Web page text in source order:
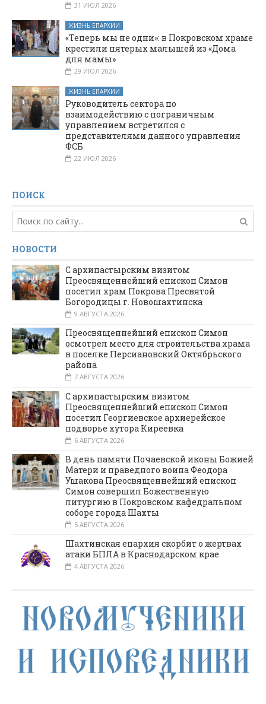
31 ИЮЛ 2026
ЖИЗНЬ ЕПАРХИИ
«Теперь мы не одни»: в Покровском храме
крестили пятерых малышей из «Дома
для мамы»
29 ИЮЛ 2026
ЖИЗНЬ ЕПАРХИИ
Руководитель сектора по
взаимодействию с пограничным
управлением встретился с
представителями данного управления
ФСБ
22 ИЮЛ 2026
ПОИСК
НОВОСТИ
С архипастырским визитом
Преосвященнейший епископ Симон
посетил храм Покрова Пресвятой
Богородицы г. Новошахтинска
9 АВГУСТА 2026
Преосвященнейший епископ Симон
осмотрел место для строительства храма
в поселке Персиановский Октябрьского
района
7 АВГУСТА 2026
С архипастырским визитом
Преосвященнейший епископ Симон
посетил Георгиевское архиерейское
подворье хутора Киреевка
6 АВГУСТА 2026
В день памяти Почаевской иконы Божией
Матери и праведного воина Феодора
Ушакова Преосвященнейший епископ
Симон совершил Божественную
литургию в Покровском кафедральном
соборе города Шахты
5 АВГУСТА 2026
Шахтинская епархия скорбит о жертвах
атаки БПЛА в Краснодарском крае
4 АВГУСТА 2026